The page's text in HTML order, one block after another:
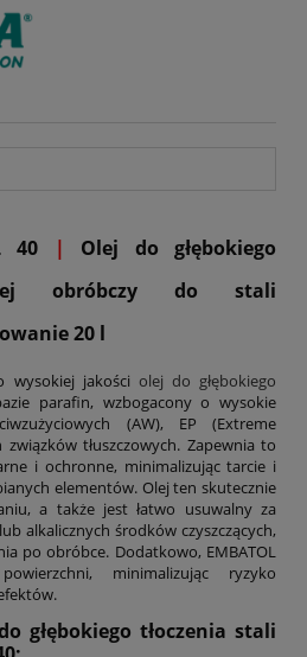
40 |
Olej do głębokiego
obróbczy do stali
20 l
wysokiej jakości olej do głębokiego
parafin, wzbogacony o wysokie
(AW), EP (Extreme
tłuszczowych. Zapewnia to
i ochronne, minimalizując tarcie i
elementów. Olej ten skutecznie
a także jest łatwo usuwalny za
alkalicznych środków czyszczących,
po obróbce. Dodatkowo, EMBATOL
minimalizując ryzyko
głębokiego tłoczenia stali